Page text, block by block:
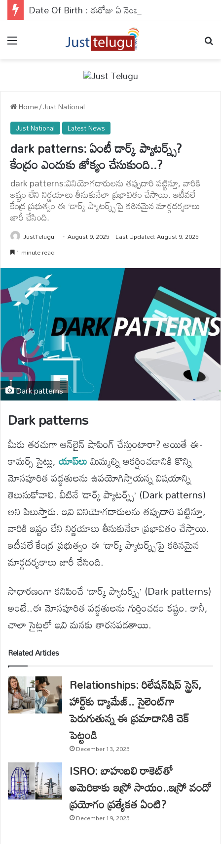
Home/Just National
Just National Latest News
dark patterns: ఏంటీ డార్క్ ప్యాటర్న్స్?
కేంద్రం ఎందుకు జోక్యం చేసుకుంది..?
dark patterns:వినియోగదారులను తప్పుదారి పట్టిస్తూ, వారికి
ఇష్టం లేని నిర్ణయాలు తీసుకునేలా ప్రభావితం చేస్తాయి. ఇటీవలే
కేంద్ర ప్రభుత్వం ఈ ‘డార్క్ ప్యాటర్న్స్’పై కఠినమైన మార్గదర్శకాలు
జారీ చేసింది.
JustTelugu August 9, 2025 Last Updated: August 9, 2025
1 minute read
Dark patterns
Dark patterns
మీరు తరచుగా ఆన్‌లైన్ షాపింగ్ చేస్తుంటారా? అయితే ఈ-
కామర్స్ సైట్లు, యాప్‌లుమిమ్మల్ని ఆకర్షించడానికి కొన్ని
మోసపూరిత పద్ధతులను ఉపయోగిస్తాయన్న విషయాన్ని
తెలుసుకోవాలి. వీటినే ‘డార్క్ ప్యాటర్న్స్’ (Dark patterns)
అని పిలుస్తారు. ఇవి వినియోగదారులను తప్పుదారి పట్టిస్తూ,
వారికి ఇష్టం లేని నిర్ణయాలు తీసుకునేలా ప్రభావితం చేస్తాయి.
ఇటీవలే కేంద్ర ప్రభుత్వం ఈ ‘డార్క్ ప్యాటర్న్స్’పై కఠినమైన
మార్గదర్శకాలు జారీ చేసింది.
సాధారణంగా కనిపించే ‘డార్క్ ప్యాటర్న్స్’ (Dark patterns)
అంటే..ఈ మోసపూరిత పద్ధతులను గుర్తించడం కష్టం. కానీ,
చాలా సైట్లలో ఇవి మనకు తారసపడతాయి.
Related Articles
Relationships: రిలేషన్‌షిప్ స్ట్రెస్,
హార్ట్‌కు డ్యామేజ్.. సైలెంట్‌గా
పెరుగుతున్న ఈ ప్రమాదానికి చెక్
పెట్టండి
December 13, 2025
ISRO: బాహుబలి రాకెట్‌తో
అమెరికాకు ఇస్రో సాయం..ఇస్రో వందో
ప్రయోగం ప్రత్యేకత ఏంటి?
December 19, 2025